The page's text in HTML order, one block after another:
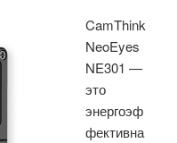
CamThink
NeoEyes
NE301 —
это
энергоэф
фективна